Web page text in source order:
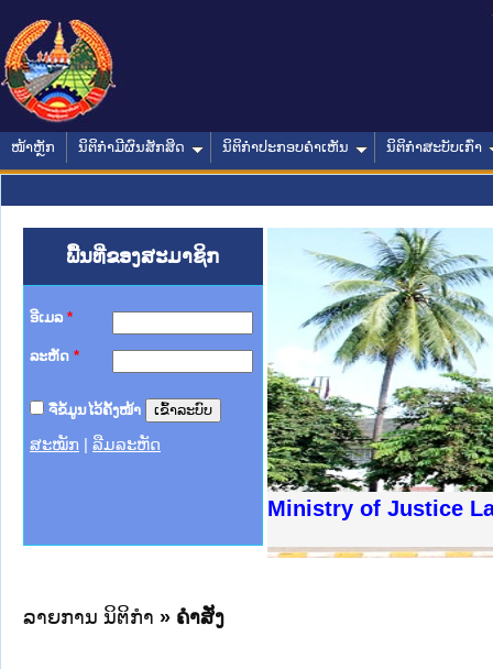
ໜ້າຫຼັກ ນິຕິກໍາມີຜົນສັກສິດ ນິຕິກໍາປະກອບຄໍາເຫັນ ນິຕິກໍາສະບັບເກົ່າ
ພື້ນທີ່ຂອງສະມາຊິກ
ອີເມລ *
ລະຫັດ *
ຈື່ຂໍ້ມູນໄວ້ຄັ້ງໜ້າ
ສະໝັກ ລືມລະຫັດ
Ministry of Justice
າຊົນ ພາກເໜືອ
ການ
ກາງ
ໃຕ້
ຕຳຫຼວດປະຊາຊົນ
ສັນຕິບານປະຊາຊົນ
ກເໜືອ
າຊົນ ພາກກາງ
ລາຍການ ນິຕິກໍາ » ຄໍາສັ່ງ